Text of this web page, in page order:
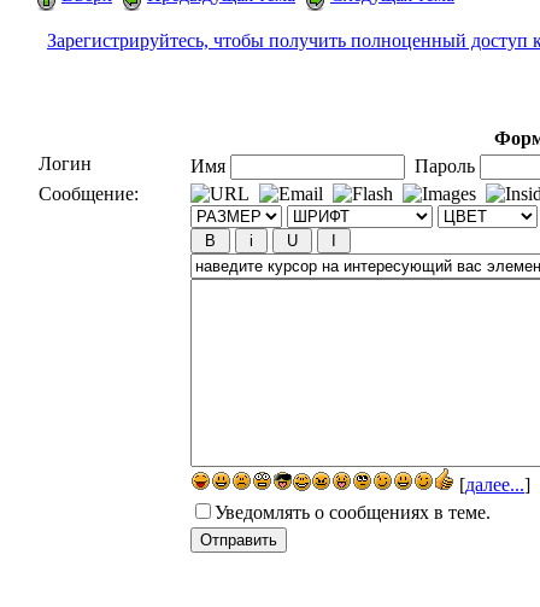
Зарегистрируйтесь, чтобы получить полноценный доступ
Логин
Имя
Пароль
Сообщение:
[далее...]
Уведомлять о сообщениях в теме.